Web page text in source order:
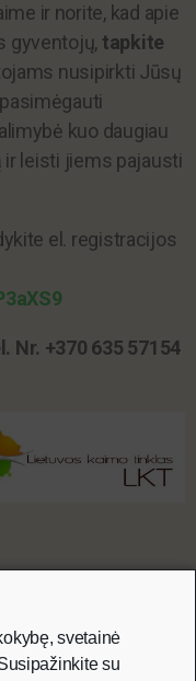
ir norite, kad apie
gyventojų, tapkite
nusipirkti Jūsų
kuo daugiau
leisti jiems pajausti
el. registracijos
Nr. +370 635 57154
svetainė
su